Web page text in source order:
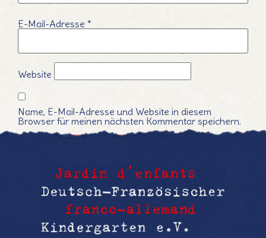
E-Mail-Adresse *
Website
Name, E-Mail-Adresse und Website in diesem
Browser für meinen nächsten Kommentar speichern.